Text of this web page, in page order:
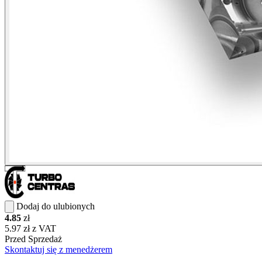
Dodaj do ulubionych
4.85 zł
5.97 zł z VAT
Przed Sprzedaż
Skontaktuj się z menedżerem